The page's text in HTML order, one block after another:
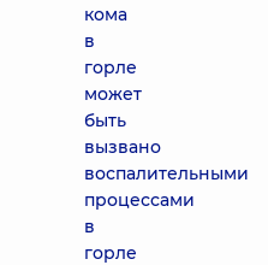
кома
в
горле
может
быть
вызвано
воспалительными
процессами
в
горле